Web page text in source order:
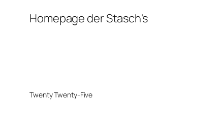
Homepage der Stasch's
Twenty Twenty-Five